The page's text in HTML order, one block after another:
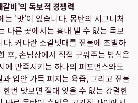
비'의 독보적 경쟁력
는 '맛'이 있습니다. 몽탄의 시그니처
다른 곳에서는 흉내 낼 수 없는 독보
. 커다란 소갈빗대를 짚불에 초벌하
후, 손님상에서 직접 구워주는 방식은
에 만족시키는 하나의 퍼포먼스와도
입안 가득 퍼지는 육즙, 그리고 짚불
번 맛보면 절대 잊을 수 없는 강렬한